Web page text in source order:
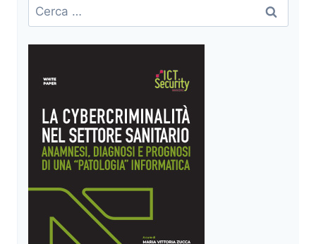
NELLA
CIRCOLARE
FINANZA
Ricerca
per: